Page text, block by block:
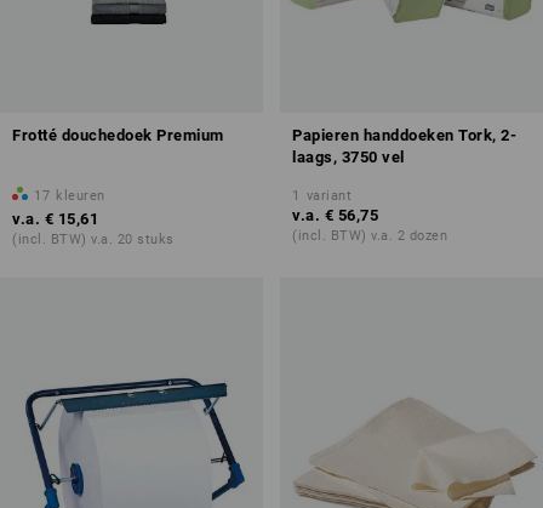
Frotté douchedoek Premium
17 kleuren
v.a. € 15,61
(incl. BTW) v.a. 20 stuks
Papieren handdoeken Tork, 2-
laags, 3750 vel
1 variant
v.a. € 56,75
(incl. BTW) v.a. 2 dozen